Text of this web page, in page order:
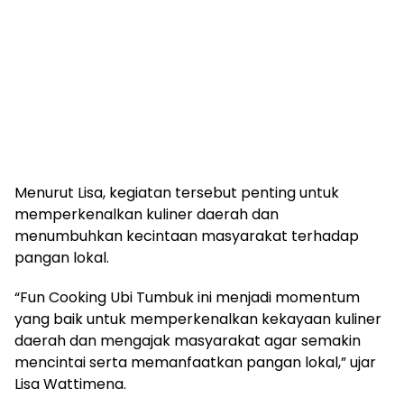
Menurut Lisa, kegiatan tersebut penting untuk
memperkenalkan kuliner daerah dan
menumbuhkan kecintaan masyarakat terhadap
pangan lokal.
“Fun Cooking Ubi Tumbuk ini menjadi momentum
yang baik untuk memperkenalkan kekayaan kuliner
daerah dan mengajak masyarakat agar semakin
mencintai serta memanfaatkan pangan lokal,” ujar
Lisa Wattimena.